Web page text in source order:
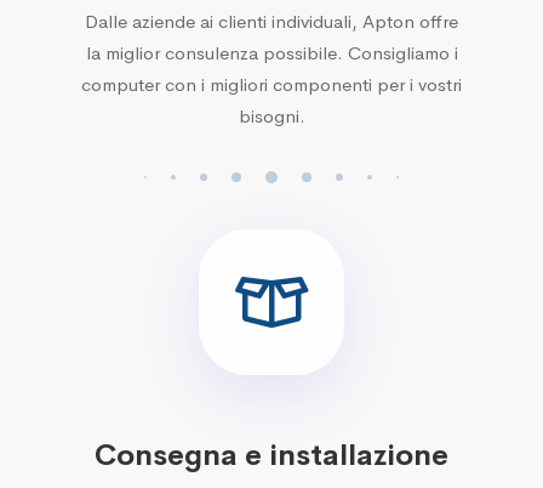
Dalle aziende ai clienti individuali, Apton offre
la miglior consulenza possibile. Consigliamo i
computer con i migliori componenti per i vostri
bisogni.
Consegna e installazione